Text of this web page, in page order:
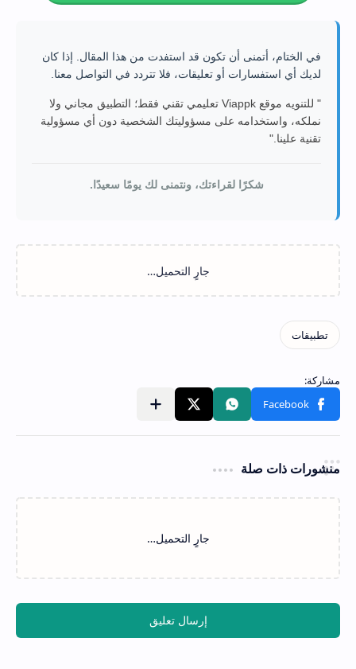
في الختام، أتمنى أن تكون قد استفدت من هذا المقال. إذا كان
لديك أي استفسارات أو تعليقات، فلا تتردد في التواصل معنا.
" للتنويه موقع Viappk تعليمي تقني فقط؛ التطبيق مجاني ولا
نملكه، واستخدامه على مسؤوليتك الشخصية دون أي مسؤولية
تقنية علينا."
شكرًا لقراءتك، ونتمنى لك يومًا سعيدًا.
منشورات ذات صلة
‏جارٍ التحميل…
إرسال تعليق